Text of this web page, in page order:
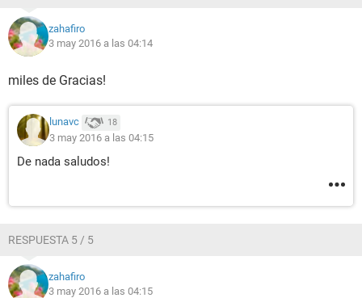
zahafiro
3 may 2016 a las 04:14
miles de Gracias!
lunavc 18
3 may 2016 a las 04:15
De nada saludos!
RESPUESTA 5 / 5
zahafiro
3 may 2016 a las 04:15